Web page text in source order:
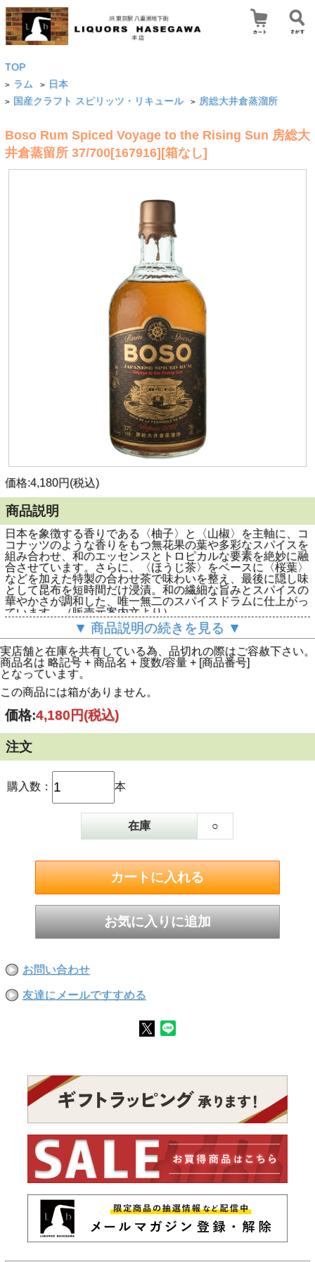
TOP
> ラム > 日本
> 国産クラフト スピリッツ・リキュール > 房総大井倉蒸溜所
Boso Rum Spiced Voyage to the Rising Sun 房総大
井倉蒸留所 37/700[167916][箱なし]
価格:4,180円(税込)
商品説明
日本を象徴する香りである〈柚子〉と〈山椒〉を主軸に、コ
コナッツのような香りをもつ無花果の葉や多彩なスパイスを
組み合わせ、和のエッセンスとトロピカルな要素を絶妙に融
合させています。さらに、〈ほうじ茶〉をベースに〈桜葉〉
などを加えた特製の合わせ茶で味わいを整え、最後に隠し味
として昆布を短時間だけ浸漬。和の繊細な旨みとスパイスの
華やかさが調和した、唯一無二のスパイスドラムに仕上がっ
ています。（販売元案内文より）
▼ 商品説明の続きを見る ▼
実店舗と在庫を共有している為、品切れの際はご容赦下さい。
商品名は 略記号 + 商品名 + 度数/容量 + [商品番号]
となっています。
この商品には箱がありません。
価格:4,180円(税込)
注文
購入数： 本
在庫 ○
お問い合わせ
友達にメールですすめる